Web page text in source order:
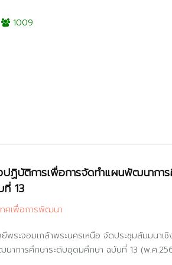
1009
ปฏิบัติการเพื่อการจัดทำแผนพัฒนากา
13
ทศเพื่อการพัฒนา
ยีพระจอมเกล้าพระนครเหนือ จัดประชุมสัมมนาเ
นาการศึกษาระดับอุดมศึกษา ฉบับที่ 13 (พ.ศ